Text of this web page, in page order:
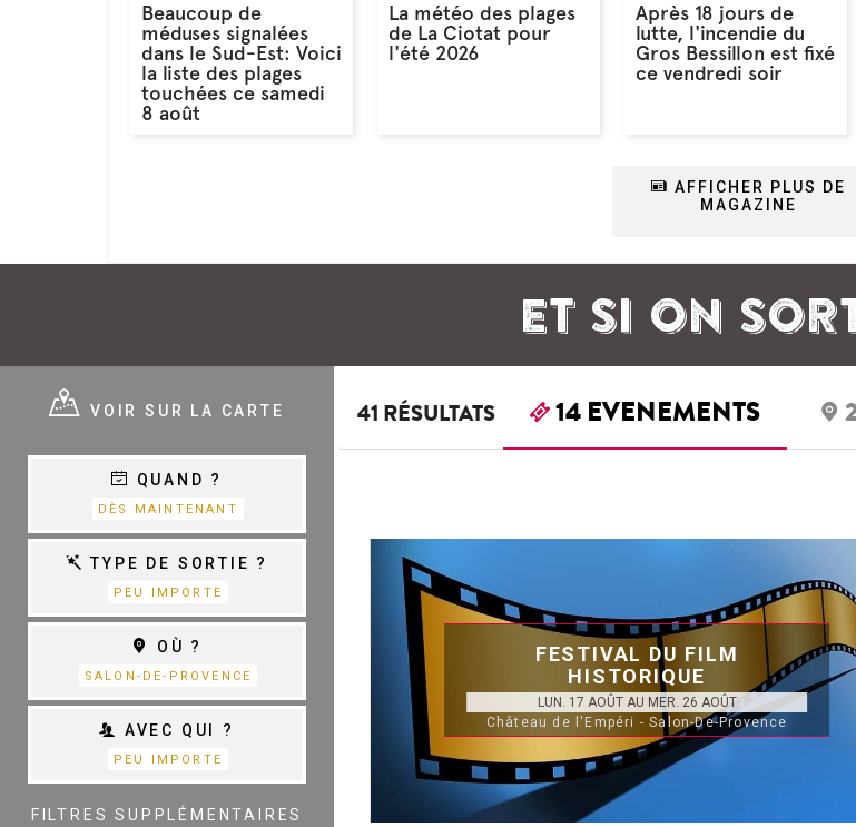
Beaucoup de
méduses signalées
dans le Sud-Est: Voici
la liste des plages
touchées ce samedi
8 août
La météo des plages
de La Ciotat pour
l'été 2026
Après 18 jours de
lutte, l'incendie du
Gros Bessillon est fixé
ce vendredi soir
AFFICHER PLUS DE
MAGAZINE
ET SI ON
VOIR SUR LA CARTE
QUAND ?
DÈS MAINTENANT
TYPE DE SORTIE ?
PEU IMPORTE
OÙ ?
SALON-DE-PROVENCE
AVEC QUI ?
PEU IMPORTE
FILTRES SUPPLÉMENTAIRES
CHANSON &
TOUTES LES
41 RÉSULTATS 14 EVENEMENTS
FESTIVAL DU FILM
HISTORIQUE
LUN. 17 AOÛT AU MER. 26 AOÛT
Château de l'Empéri - Salon-De-Provence